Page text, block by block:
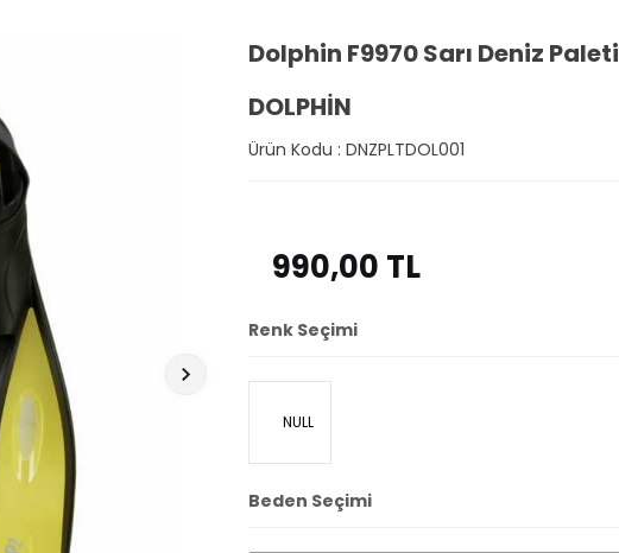
Dolphin F9970 Sarı Deniz Paleti
DOLPHIN
Ürün Kodu : DNZPLTDOL001
990,00 TL
Renk Seçimi
NULL
Beden Seçimi